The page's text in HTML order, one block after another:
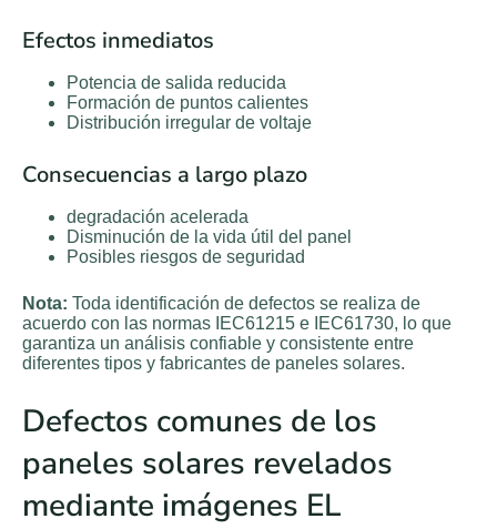
Efectos inmediatos
Potencia de salida reducida
Formación de puntos calientes
Distribución irregular de voltaje
Consecuencias a largo plazo
degradación acelerada
Disminución de la vida útil del panel
Posibles riesgos de seguridad
Nota: Toda identificación de defectos se realiza de
acuerdo con las normas IEC61215 e IEC61730, lo que
garantiza un análisis confiable y consistente entre
diferentes tipos y fabricantes de paneles solares.
Defectos comunes de los
paneles solares revelados
mediante imágenes EL